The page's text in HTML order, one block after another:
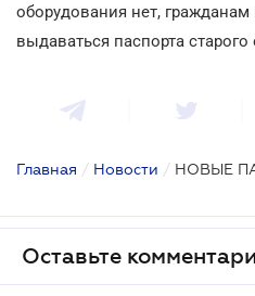
оборудования нет, гражданам
выдаваться паспорта
Главная / Новости / НОВЫЕ
Оставьте